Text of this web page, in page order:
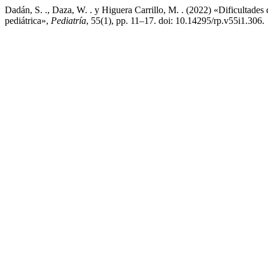
Dadán, S. ., Daza, W. . y Higuera Carrillo, M. . (2022) «Dificultades
pediátrica», Pediatría, 55(1), pp. 11–17. doi: 10.14295/rp.v55i1.306.